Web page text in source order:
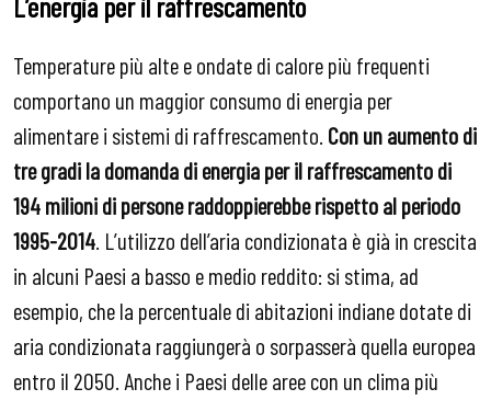
Temperature più alte e ondate di calore più frequenti
comportano un maggior consumo di energia per
alimentare i sistemi di raffrescamento. Con un aumento di
tre gradi la domanda di energia per il raffrescamento di
194 milioni di persone raddoppierebbe rispetto al periodo
1995-2014. L’utilizzo dell’aria condizionata è già in crescita
in alcuni Paesi a basso e medio reddito: si stima, ad
esempio, che la percentuale di abitazioni indiane dotate di
aria condizionata raggiungerà o sorpasserà quella europea
entro il 2050. Anche i Paesi delle aree con un clima più